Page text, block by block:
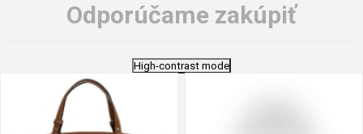
Odporúčame zakúpiť
High-contrast mode